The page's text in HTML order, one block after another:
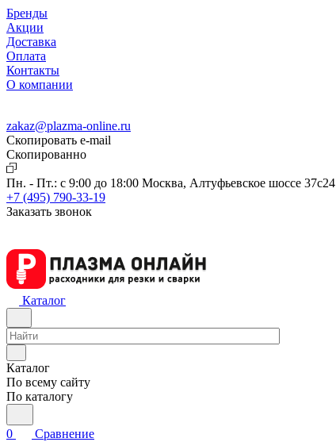
Бренды
Акции
Доставка
Оплата
Контакты
О компании
zakaz@plazma-online.ru
Скопировать e-mail
Cкопированно
Пн. - Пт.: с 9:00 до 18:00 Москва, Алтуфьевское шоссе 37с24
+7 (495) 790-33-19
Заказать звонок
Каталог
Каталог
По всему сайту
По каталогу
0
Сравнение